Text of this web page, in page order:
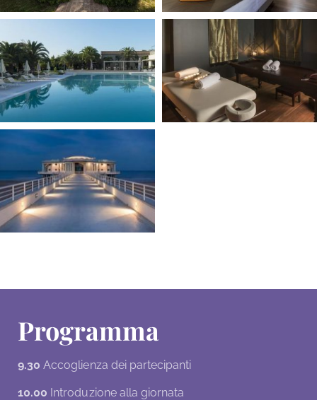
Programma
9.30 Accoglienza dei partecipanti
10.00 Introduzione alla giornata